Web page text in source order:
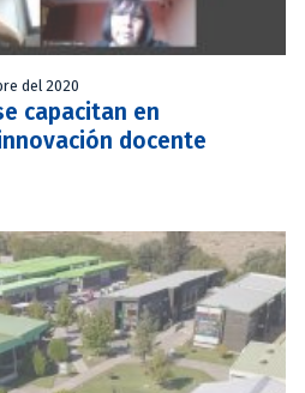
del 2020
capacitan en
docente